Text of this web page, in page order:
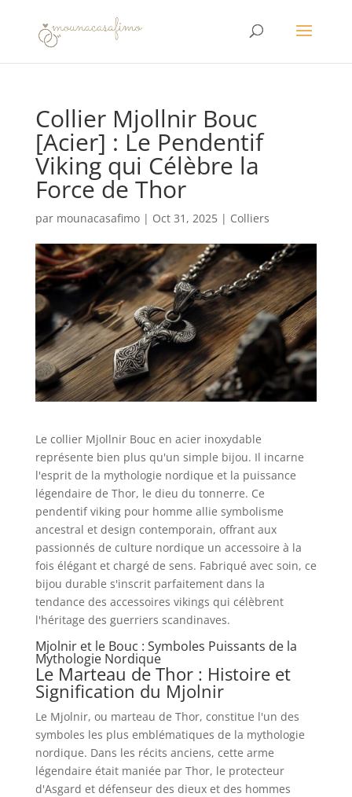
Collier Mjollnir Bouc
[Acier] : Le Pendentif
Viking qui Célèbre la
Force de Thor
par mounacasafimo| Oct 31, 2025| Colliers
Le collier Mjollnir Bouc en acier inoxydable
représente bien plus qu'un simple bijou. Il incarne
l'esprit de la mythologie nordique et la puissance
légendaire de Thor, le dieu du tonnerre. Ce
pendentif viking pour homme allie symbolisme
ancestral et design contemporain, offrant aux
passionnés de culture nordique un accessoire à la
fois élégant et chargé de sens. Fabriqué avec soin, ce
bijou durable s'inscrit parfaitement dans la
tendance des accessoires vikings qui célèbrent
l'héritage des guerriers scandinaves.
Mjolnir et le Bouc : Symboles Puissants de la
Mythologie Nordique
Le Marteau de Thor : Histoire et
Signification du Mjolnir
Le Mjolnir, ou marteau de Thor, constitue l'un des
symboles les plus emblématiques de la mythologie
nordique. Dans les récits anciens, cette arme
légendaire était maniée par Thor, le protecteur
d'Asgard et défenseur des dieux et des hommes